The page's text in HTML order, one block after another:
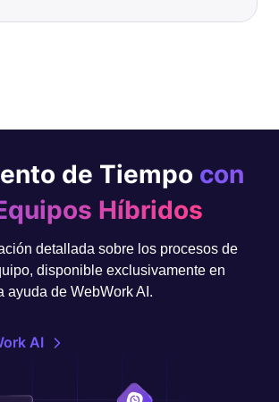
de Tiempo con
Híbridos
detallada sobre los procesos de
disponible exclusivamente en
ayuda de WebWork AI.
AI